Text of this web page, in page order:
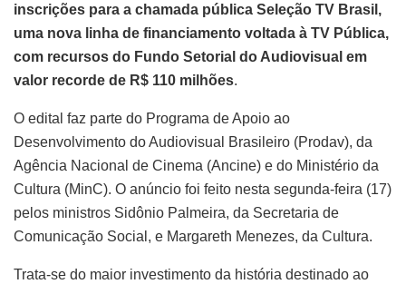
inscrições para a chamada pública Seleção TV Brasil,
uma nova linha de financiamento voltada à TV Pública,
com recursos do Fundo Setorial do Audiovisual em
valor recorde de R$ 110 milhões.
O edital faz parte do Programa de Apoio ao
Desenvolvimento do Audiovisual Brasileiro (Prodav), da
Agência Nacional de Cinema (Ancine) e do Ministério da
Cultura (MinC). O anúncio foi feito nesta segunda-feira (17)
pelos ministros Sidônio Palmeira, da Secretaria de
Comunicação Social, e Margareth Menezes, da Cultura.
Trata-se do maior investimento da história destinado ao